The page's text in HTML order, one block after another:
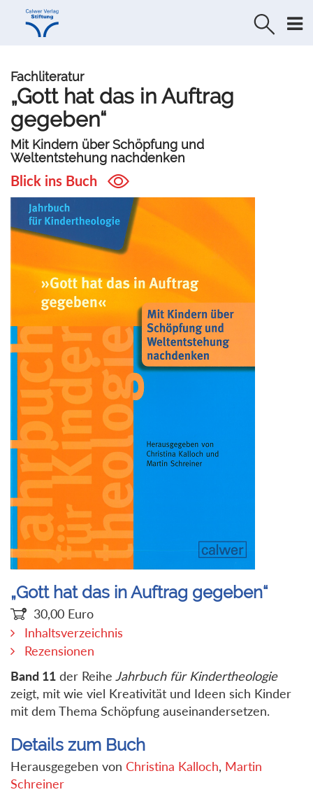
Direkt
Direkt
Fachliteratur
„Gott hat das in Auftrag
gegeben“
Mit Kindern über Schöpfung und
Weltentstehung nachdenken
Blick ins Buch
„Gott hat das in Auftrag gegeben“
30,00 Euro
Inhaltsverzeichnis
Rezensionen
Band 11 der Reihe Jahrbuch für Kindertheologie
zeigt, mit wie viel Kreativität und Ideen sich Kinder
mit dem Thema Schöpfung auseinandersetzen.
Details zum Buch
Herausgegeben von Christina Kalloch, Martin
Schreiner